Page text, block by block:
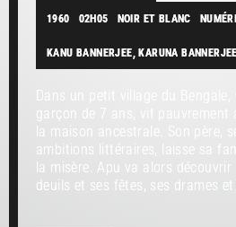
1960 02H05 NOIR ET BLANC
KANU BANNERJEE, KARUNA
Dans un petit village du Bengale,
garçon de 7 ans, vit pauvrement
la maison ancestrale. Son père,
ambitions littéraires, laisse sa
la misère. Apu va alors découvrir
deuils et ses fêtes, ses drames